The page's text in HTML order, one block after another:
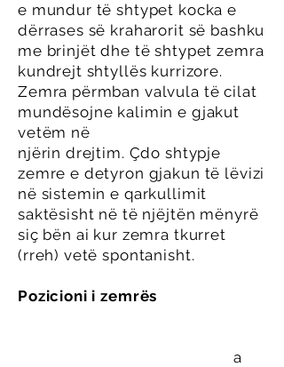
e mundur të shtypet kocka e
dërrases së kraharorit së bashku
me brinjët dhe të shtypet zemra
kundrejt shtyllës kurrizore.
Zemra përmban valvula të cilat
mundësojne kalimin e gjakut
vetëm në
njërin drejtim. Çdo shtypje
zemre e detyron gjakun të lëvizi
në sistemin e qarkullimit
saktësisht në të njëjtën mënyrë
siç bën ai kur zemra tkurret
(rreh) vetë spontanisht.
Pozicioni i zemrës
a